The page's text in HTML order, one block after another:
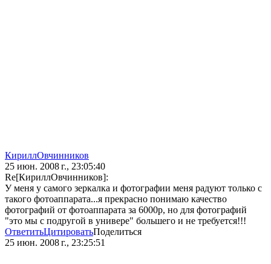
КириллОвчинников
25 июн. 2008 г., 23:05:40
Re[КириллОвчинников]:
У меня у самого зеркалка и фотографии меня радуют только с
такого фотоаппарата...я прекрасно понимаю качество
фотографий от фотоаппарата за 6000р, но для фотографий
"это мы с подругой в универе" большего и не требуется!!!
ОтветитьЦитироватьПоделиться
25 июн. 2008 г., 23:25:51